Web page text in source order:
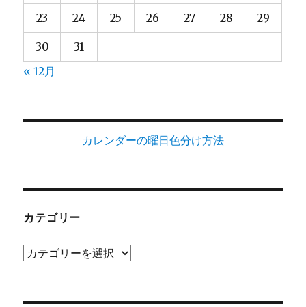
23 24 25 26 27 28 29
30
31
« 12月
カレンダーの曜日色分け方法
カテゴリー
カ